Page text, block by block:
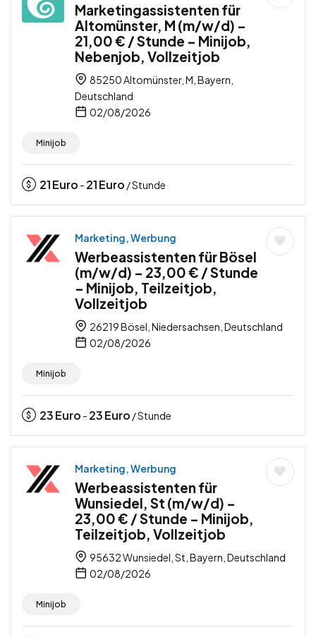
Marketingassistenten für
Altomünster, M (m/w/d) –
21,00 € / Stunde – Minijob,
Nebenjob, Vollzeitjob
85250 Altomünster, M, Bayern,
Deutschland
02/08/2026
Minijob
21Euro - 21Euro / Stunde
Marketing, Werbung
Werbeassistenten für Bösel
(m/w/d) – 23,00 € / Stunde
– Minijob, Teilzeitjob,
Vollzeitjob
26219 Bösel, Niedersachsen, Deutschland
02/08/2026
Minijob
23Euro - 23Euro / Stunde
Marketing, Werbung
Werbeassistenten für
Wunsiedel, St (m/w/d) –
23,00 € / Stunde – Minijob,
Teilzeitjob, Vollzeitjob
95632 Wunsiedel, St, Bayern, Deutschland
02/08/2026
Minijob